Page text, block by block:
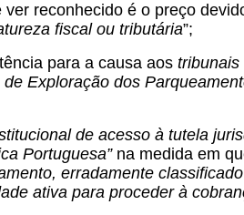
reconhecido é o preço
fiscal ou tributária”;
para a causa aos tribunais
Exploração dos
de acesso à tutela
Portuguesa”na medida em
erradamente
ativa para proceder à